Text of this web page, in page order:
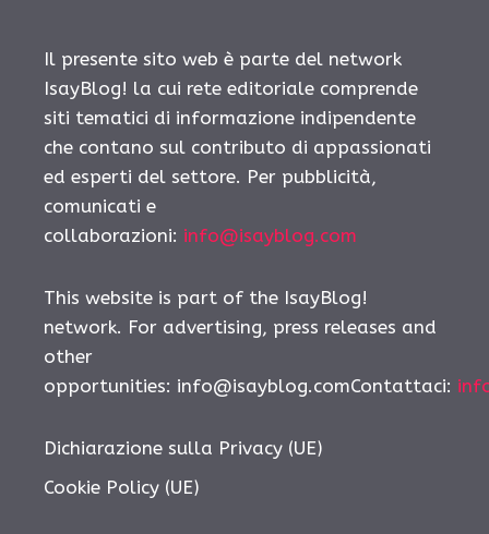
Il presente sito web è parte del network
IsayBlog! la cui rete editoriale comprende
siti tematici di informazione indipendente
che contano sul contributo di appassionati
ed esperti del settore. Per pubblicità,
comunicati e
collaborazioni: info@isayblog.com
This website is part of the IsayBlog!
network. For advertising, press releases and
other
opportunities: info@isayblog.comContattaci:
Dichiarazione sulla Privacy (UE)
Cookie Policy (UE)